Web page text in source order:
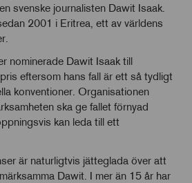
svenske journalisten Dawit Isaak.
2001 i Eritrea, ett av världens
nominerade Dawit Isaak till
eftersom hans fall är ett så tydligt
konventioner. Organisationen
ska ge fallet förnyad
kan leda till ett
är naturligtvis jätteglada över att
Dawit. I mer än 15 år har